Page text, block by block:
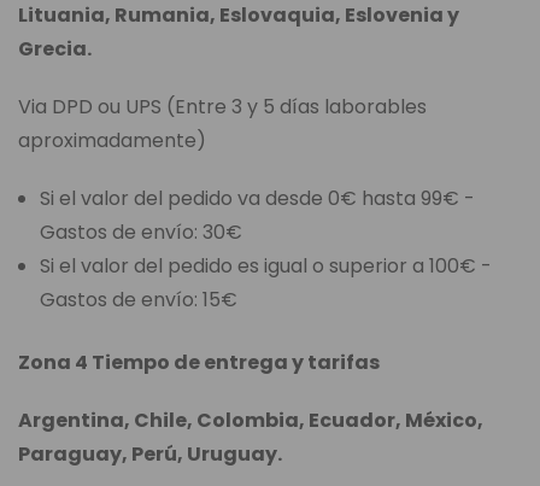
Lituania, Rumania, Eslovaquia, Eslovenia y
Grecia.
Via DPD ou UPS (Entre 3 y 5 días laborables
aproximadamente)
Si el valor del pedido va desde 0€ hasta 99€ -
Gastos de envío: 30€
Si el valor del pedido es igual o superior a 100€ -
Gastos de envío: 15€
Zona 4 Tiempo de entrega y tarifas
Argentina, Chile, Colombia, Ecuador, México,
Paraguay, Perú, Uruguay.